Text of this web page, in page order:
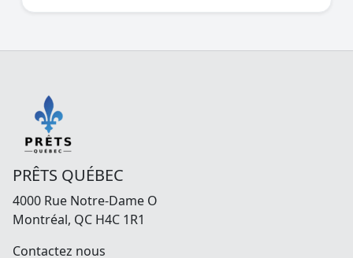
PRÊTS QUÉBEC
4000 Rue Notre-Dame O
Montréal, QC H4C 1R1
Contactez nous